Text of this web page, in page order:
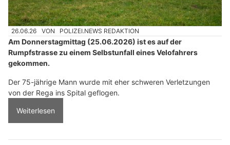
26.06.26 VON POLIZEI.NEWS REDAKTION
Am Donnerstagmittag (25.06.2026) ist es auf der
Rumpfstrasse zu einem Selbstunfall eines Velofahrers
gekommen.
Der 75-jährige Mann wurde mit eher schweren Verletzungen
von der Rega ins Spital geflogen.
Weiterlesen